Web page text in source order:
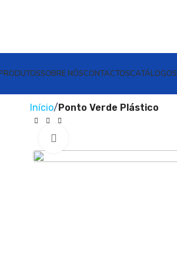
SOBRE NÓSCONTACTOSCATÁLOGOS
Início Ponto Verde Plástico